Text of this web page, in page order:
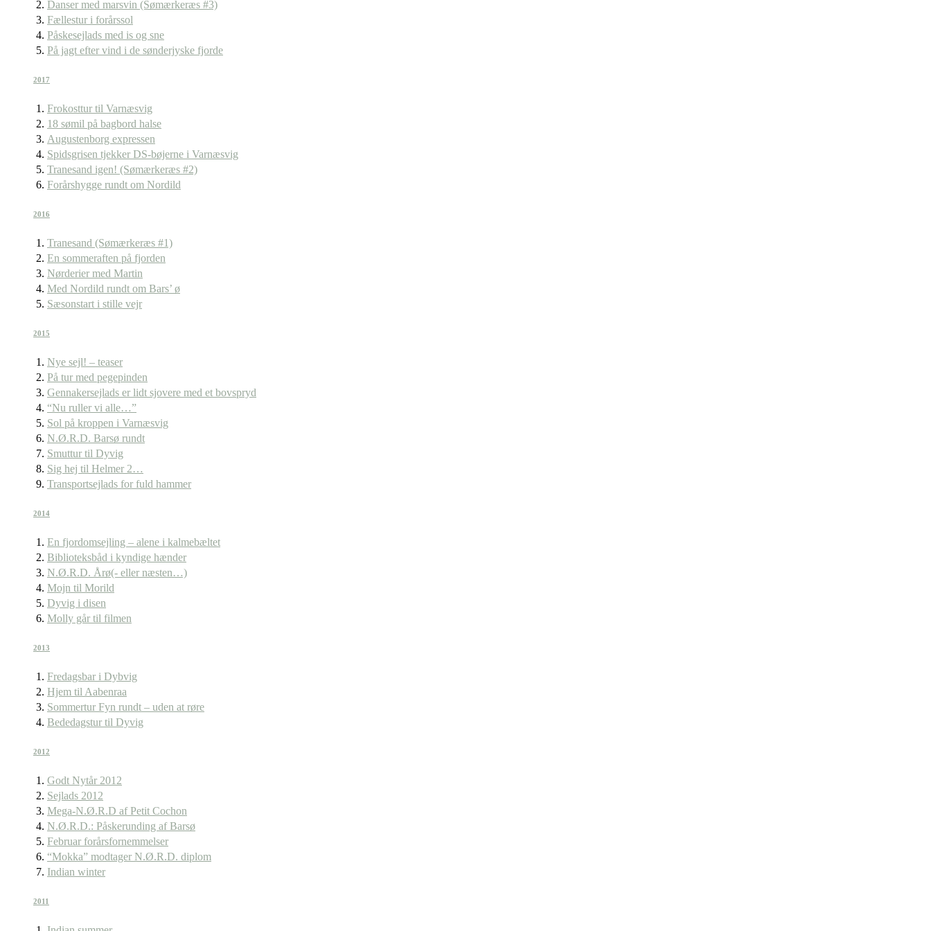
Danser med marsvin (Sømærkeræs #3)
Fællestur i forårssol
Påskesejlads med is og sne
På jagt efter vind i de sønderjyske fjorde
2017
Frokosttur til Varnæsvig
18 sømil på bagbord halse
Augustenborg expressen
Spidsgrisen tjekker DS-bøjerne i Varnæsvig
Tranesand igen! (Sømærkeræs #2)
Forårshygge rundt om Nordild
2016
Tranesand (Sømærkeræs #1)
En sommeraften på fjorden
Nørderier med Martin
Med Nordild rundt om Bars’ ø
Sæsonstart i stille vejr
2015
Nye sejl! – teaser
På tur med pegepinden
Gennakersejlads er lidt sjovere med et bovspryd
“Nu ruller vi alle…”
Sol på kroppen i Varnæsvig
N.Ø.R.D. Barsø rundt
Smuttur til Dyvig
Sig hej til Helmer 2…
Transportsejlads for fuld hammer
2014
En fjordomsejling – alene i kalmebæltet
Biblioteksbåd i kyndige hænder
N.Ø.R.D. Årø(- eller næsten…)
Mojn til Morild
Dyvig i disen
Molly går til filmen
2013
Fredagsbar i Dybvig
Hjem til Aabenraa
Sommertur Fyn rundt – uden at røre
Bededagstur til Dyvig
2012
Godt Nytår 2012
Sejlads 2012
Mega-N.Ø.R.D af Petit Cochon
N.Ø.R.D.: Påskerunding af Barsø
Februar forårsfornemmelser
“Mokka” modtager N.Ø.R.D. diplom
Indian winter
2011